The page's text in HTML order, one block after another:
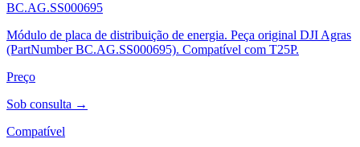
BC.AG.SS000695
Módulo de placa de distribuição de energia. Peça original DJI Agras
(PartNumber BC.AG.SS000695). Compatível com T25P.
Preço
Sob consulta →
Compatível